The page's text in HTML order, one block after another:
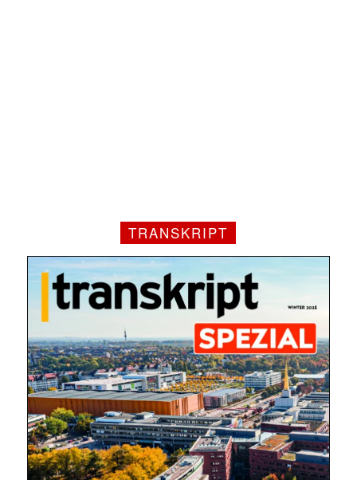
Mit dem |transkript-Newsletter
jede Woche aktuell informiert.
E-
Mail
(erforderlich)
TRANSKRIPT